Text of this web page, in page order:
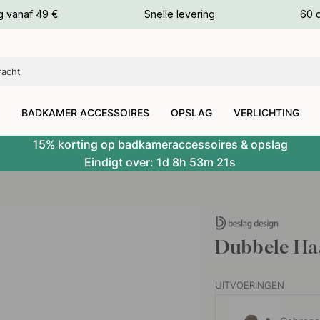
vanaf 49 € Snelle levering 60
BADKAMER ACCESSOIRES OPSLAG VERLICHTING
15% korting op badkameraccessoires & opslag
Eindigt over: 1d 8h 53m 20s
Dubbele
UITVOERINGEN